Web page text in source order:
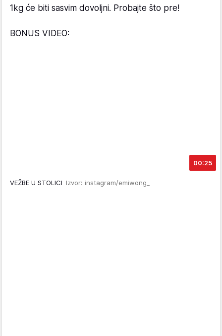
1kg će biti sasvim dovoljni. Probajte što pre!
BONUS VIDEO:
00:25
VEŽBE U STOLICI Izvor: instagram/emiwong_